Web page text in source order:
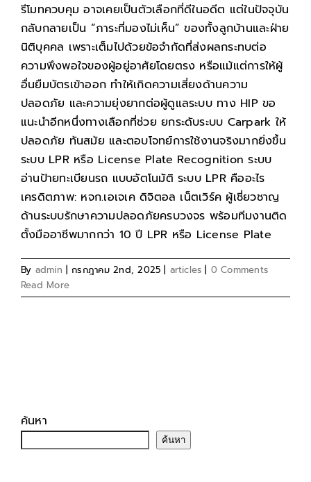
รีโมทควบคุม อาจเคยเป็นตัวเลือกที่ดีในอดีต แต่ในปัจจุบัน
กลับกลายเป็น “ภาระที่มองไม่เห็น” ของทั้งลูกบ้านและฝ่าย
นิติบุคคล เพราะเต็มไปด้วยข้อจำกัดที่ส่งผลกระทบต่อ
ความพึงพอใจของผู้อยู่อาศัยโดยตรง หรือแม้แต่การให้ผู้
อื่นยืมบัตรเข้าออก ทำให้เกิดความเสี่ยงด้านความ
ปลอดภัย และความยุ่งยากต่อผู้ดูแลระบบ ทาง HIP ขอ
แนะนำอีกหนึ่งทางเลือกที่ช่วย ยกระดับระบบ Carpark ให้
ปลอดภัย ทันสมัย และตอบโจทย์การใช้งานจริงมากยิ่งขึ้น
ระบบ LPR หรือ License Plate Recognition ระบบ
อ่านป้ายทะเบียนรถ แบบอัตโนมัติ ระบบ LPR คืออะไร
เครดิตภาพ: หจก.เอเจเค ดิจิตอล เน็ตเวิร์ค ผู้เชี่ยวชาญ
ด้านระบบรักษาความปลอดภัยครบวงจร พร้อมทีมงานติด
ตั้งมืออาชีพมากกว่า 10 ปี LPR หรือ License Plate
By admin | กรกฎาคม 2nd, 2025 | articles | 0 Comments
Read More
ค้นหา
ค้นหา